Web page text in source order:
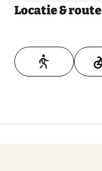
Locatie & route